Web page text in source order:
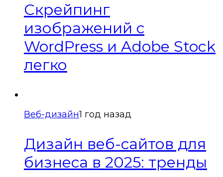
Скрейпинг
изображений с
WordPress и Adobe Stock
легко
Веб-дизайн1 год назад
Дизайн веб-сайтов для
бизнеса в 2025: тренды